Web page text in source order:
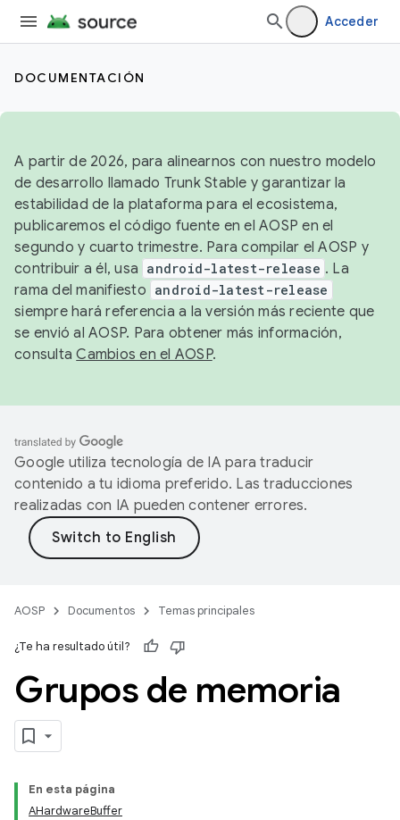
Acceder
DOCUMENTACIÓN
A partir de 2026, para alinearnos con nuestro modelo
de desarrollo llamado Trunk Stable y garantizar la
estabilidad de la plataforma para el ecosistema,
publicaremos el código fuente en el AOSP en el
segundo y cuarto trimestre. Para compilar el AOSP y
contribuir a él, usa android-latest-release . La
rama del manifiesto android-latest-release
siempre hará referencia a la versión más reciente que
se envió al AOSP. Para obtener más información,
consultaCambios en el AOSP.
Google utiliza tecnología de IA para traducir
contenido a tu idioma preferido. Las traducciones
realizadas con IA pueden contener errores.
AOSP Documentos Temas principales
¿Te ha resultado útil?
Grupos de memoria
En esta página
AHardwareBuffer